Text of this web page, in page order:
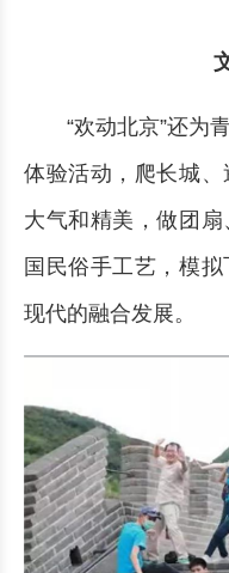
“欢动北京”还为
体验活动，爬长城
大气和精美，做团
国民俗手工艺，模
现代的融合发展。